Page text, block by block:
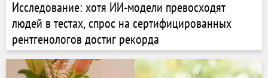
Исследование: хотя ИИ-модели превосходят
людей в тестах, спрос на сертифицированных
рентгенологов достиг рекорда